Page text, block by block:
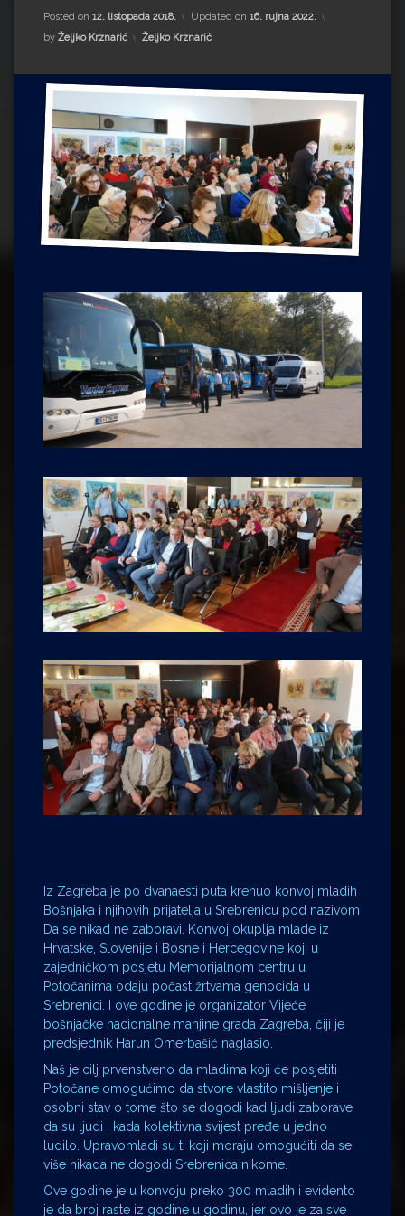
Drugi autori
Drugi autori
Matea Andrić
Ljiljana Lekanić-Kljaić
Željko Krznarić
Mario Lovreković
Posted on 12. listopada 2018. Updated on 16. rujna 2022.
by Željko Krznarić Kategorije:
Željko Krznarić
Iz Zagreba je po dvanaesti puta krenuo konvoj mladih
Bošnjaka i njihovih prijatelja u Srebrenicu pod nazivom
Da se nikad ne zaboravi. Konvoj okuplja mlade iz
Hrvatske, Slovenije i Bosne i Hercegovine koji u
zajedničkom posjetu Memorijalnom centru u
Potočanima odaju počast žrtvama genocida u
Srebrenici. I ove godine je organizator Vijeće
bošnjačke nacionalne manjine grada Zagreba, čiji je
predsjednik Harun Omerbašić naglasio.
Naš je cilj prvenstveno da mladima koji će posjetiti
Potočane omogućimo da stvore vlastito mišljenje i
osobni stav o tome što se dogodi kad ljudi zaborave
da su ljudi i kada kolektivna svijest pređe u jedno
ludilo. Upravomladi su ti koji moraju omogućiti da se
više nikada ne dogodi Srebrenica nikome.
Ove godine je u konvoju preko 300 mladih i evidento
je da broj raste iz godine u godinu, jer ovo je za sve